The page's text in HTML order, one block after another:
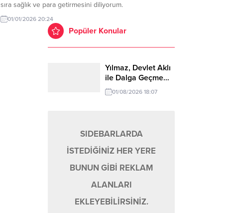
sıra sağlık ve para getirmesini diliyorum.
01/01/2026 20:24
Popüler Konular
Yılmaz, Devlet Aklı
ile Dalga Geçme…
01/08/2026 18:07
SIDEBARLARDA
İSTEDİĞİNİZ HER YERE
BUNUN GİBİ REKLAM
ALANLARI
EKLEYEBİLİRSİNİZ.